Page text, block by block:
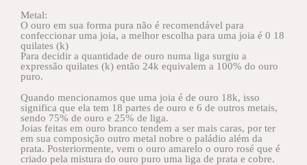
Metal:
O ouro em sua forma pura não é recomendável para
confeccionar uma joia, a melhor escolha para uma joia é 0 18
quilates (k)
Para decidir a quantidade de ouro numa liga surgiu a
expressão quilates (k) então 24k equivalem a 100% do ouro
puro.
Quando mencionamos que uma joia é de ouro 18k, isso
significa que ela tem 18 partes de ouro e 6 de outros metais,
sendo 75% de ouro e 25% de liga.
Joias feitas em ouro branco tendem a ser mais caras, por ter
em sua composição outro metal nobre o paládio além da
prata. Posteriormente, vem o ouro amarelo o ouro rosé que é
criado pela mistura do ouro puro uma liga de prata e cobre.